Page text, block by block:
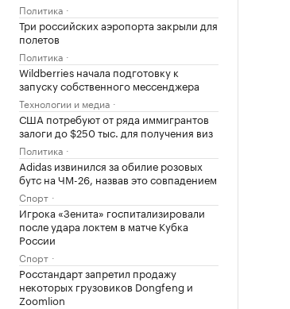
Политика
Три российских аэропорта закрыли для
полетов
Политика
Wildberries начала подготовку к
запуску собственного мессенджера
Технологии и медиа
США потребуют от ряда иммигрантов
залоги до $250 тыс. для получения виз
Политика
Adidas извинился за обилие розовых
бутс на ЧМ-26, назвав это совпадением
Спорт
Игрока «Зенита» госпитализировали
после удара локтем в матче Кубка
России
Спорт
Росстандарт запретил продажу
некоторых грузовиков Dongfeng и
Zoomlion